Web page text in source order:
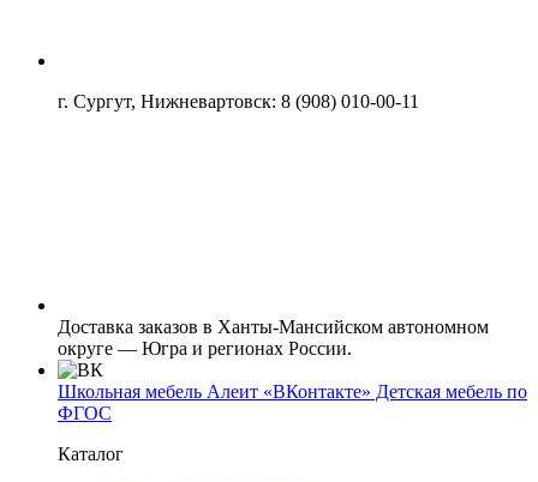
г. Сургут, Нижневартовск: 8 (908) 010-00-11
Доставка заказов в Ханты-Мансийском автономном
округе — Югра и регионах России.
Школьная мебель Алеит «ВКонтакте» Детская мебель по
ФГОС
Каталог